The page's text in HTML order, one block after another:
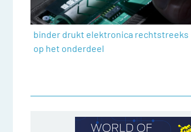
binder drukt elektronica rechtstreeks
op het onderdeel